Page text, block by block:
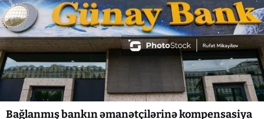
Bağlanmış bankın əmanətçilərinə kompensasiya